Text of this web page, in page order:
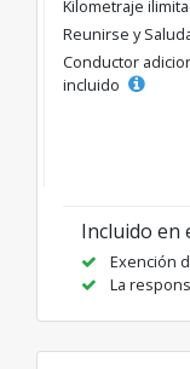
Kilometraje
Reunirse y
Conductor
incluido
Incluido en
Exención
La